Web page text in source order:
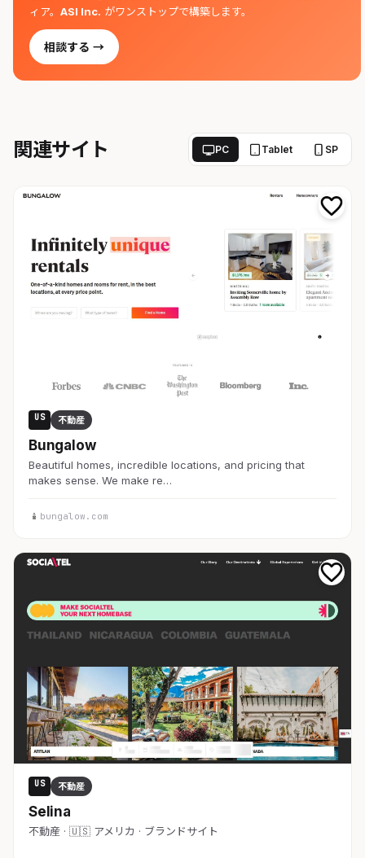
ィア。 ASI Inc. がワンストップで構築します。
相談する →
関連サイト PC Tablet SP
US 不動産
Bungalow
Beautiful homes, incredible locations, and pricing that
makes sense. We make re…
bungalow.com
US 不動産
Selina
不動産 · 🇺🇸 アメリカ · ブランドサイト